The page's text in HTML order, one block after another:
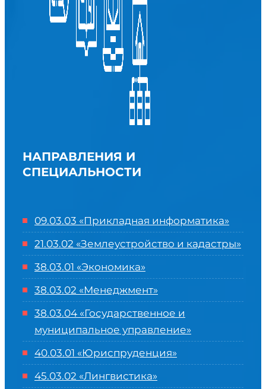
НАПРАВЛЕНИЯ И
СПЕЦИАЛЬНОСТИ
09.03.03 «Прикладная информатика»
21.03.02 «Землеустройство и кадастры»
38.03.01 «Экономика»
38.03.02 «Менеджмент»
38.03.04 «Государственное и
муниципальное управление»
40.03.01 «Юриспруденция»
45.03.02 «Лингвистика»